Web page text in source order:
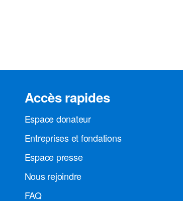
Accès rapides
Espace donateur
Entreprises et fondations
Espace presse
Nous rejoindre
FAQ